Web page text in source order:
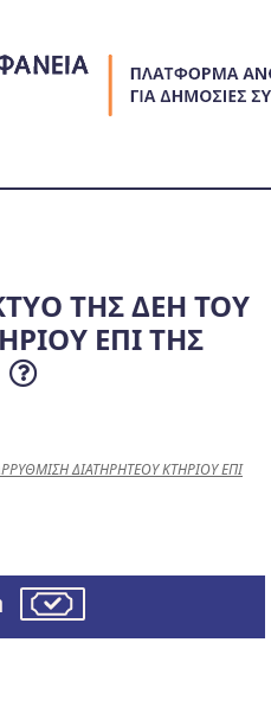
ΤΗΣ ΔΕΗ ΤΟΥ
ΕΠΙ ΤΗΣ
ΔΙΑΤΗΡΗΤΕΟΥ ΚΤΗΡΙΟΥ ΕΠΙ